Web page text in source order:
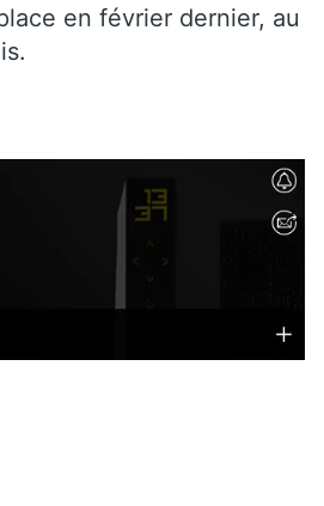
en février dernier, au